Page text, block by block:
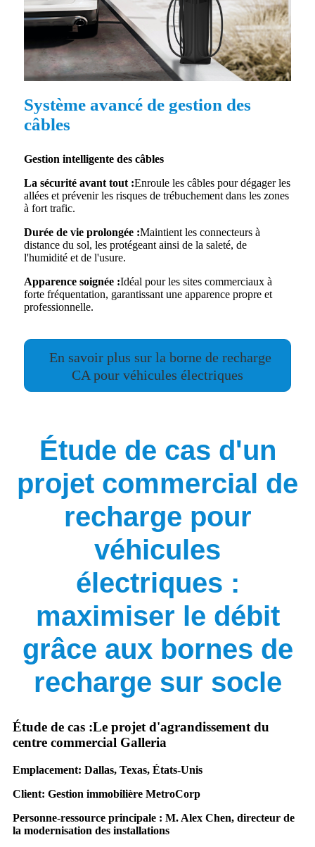
Système avancé de gestion des
câbles
Gestion intelligente des câbles
La sécurité avant tout :Enroule les câbles pour dégager les
allées et prévenir les risques de trébuchement dans les zones
à fort trafic.
Durée de vie prolongée :Maintient les connecteurs à
distance du sol, les protégeant ainsi de la saleté, de
l'humidité et de l'usure.
Apparence soignée :Idéal pour les sites commerciaux à
forte fréquentation, garantissant une apparence propre et
professionnelle.
En savoir plus sur la borne de recharge
CA pour véhicules électriques
Étude de cas d'un
projet commercial de
recharge pour
véhicules
électriques :
maximiser le débit
grâce aux bornes de
recharge sur socle
Étude de cas :Le projet d'agrandissement du
centre commercial Galleria
Emplacement: Dallas, Texas, États-Unis
Client: Gestion immobilière MetroCorp
Personne-ressource principale : M. Alex Chen, directeur de
la modernisation des installations